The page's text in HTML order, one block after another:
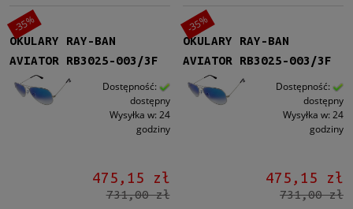
dostępny
Cena
od
Filtruj
OKULARY RAY-BAN
AVIATOR RB3025-003/3F
Dostępność:
dostępny
Wysyłka w: 24
godziny
475,15 zł
731,00 zł
-35%
OKULARY RAY-BAN
AVIATOR RB3025-003/3F
Dostępność:
dostępny
Wysyłka w: 24
godziny
475,15 zł
731,00 zł
-35%